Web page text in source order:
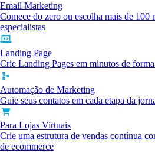
Email Marketing
Comece do zero ou escolha mais de 100
especialistas
Landing Page
Crie Landing Pages em minutos de
Automação de Marketing
Guie seus contatos em cada etapa da
Para Lojas Virtuais
Crie uma estrutura de vendas contínua
de ecommerce